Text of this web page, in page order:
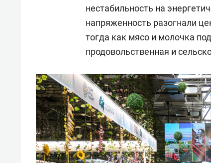
нестабильность на
напряженность разогнали
тогда как мясо и молочка
продовольственная и